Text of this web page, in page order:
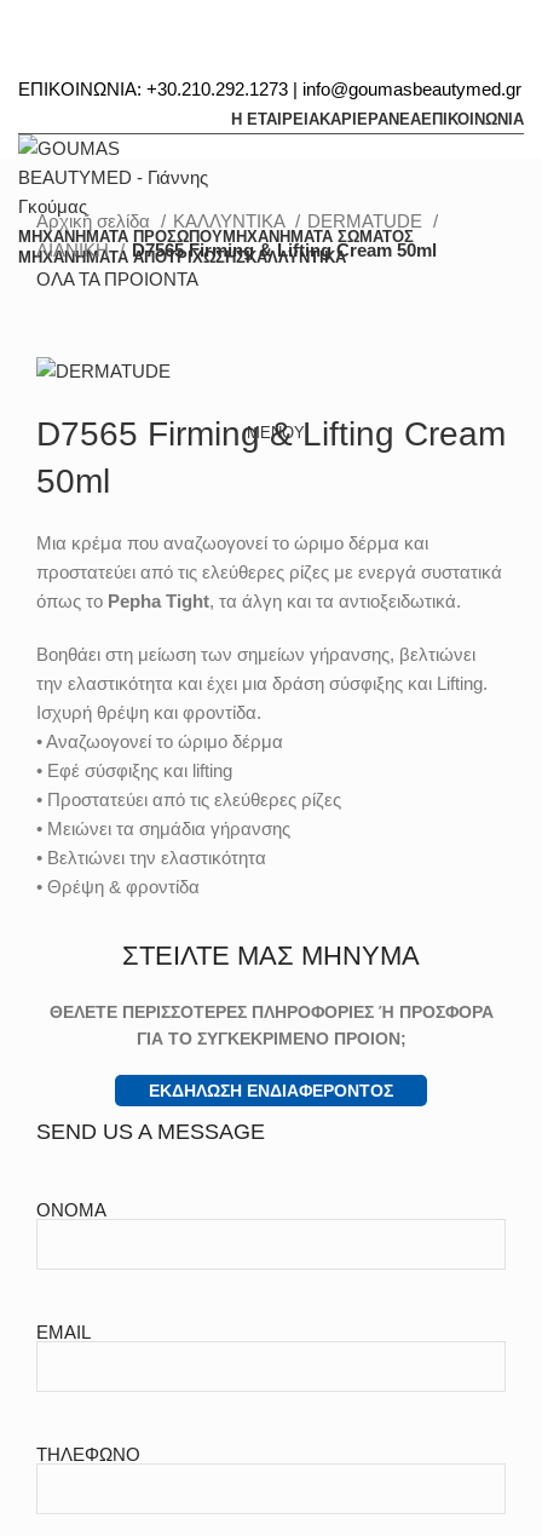
ΕΠΙΚΟΙΝΩΝΙΑ: +30.210.292.1273 | info@goumasbeautymed.gr
Η ΕΤΑΙΡΕΙΑΚΑΡΙΕΡΑΝΕΑΕΠΙΚΟΙΝΩΝΙΑ
ΜΗΧΑΝΗΜΑΤΑ ΠΡΟΣΩΠΟΥΜΗΧΑΝΗΜΑΤΑ ΣΩΜΑΤΟΣ
ΜΗΧΑΝΗΜΑΤΑ ΑΠΟΤΡΙΧΩΣΗΣΚΑΛΛΥΝΤΙΚΑ
ΜΕΝΟΥ
Αρχική σελίδα ΚΑΛΛΥΝΤΙΚΑ
DERMATUDE
ΛΙΑΝΙΚΗ
D7565 Firming & Lifting Cream 50ml
ΟΛΑ ΤΑ ΠΡΟΙΟΝΤΑ
D7565 Firming & Lifting Cream
50ml
Μια κρέμα που αναζωογονεί το ώριμο δέρμα και
προστατεύει από τις ελεύθερες ρίζες με ενεργά συστατικά
όπως το Pepha Tight, τα άλγη και τα αντιοξειδωτικά.
Βοηθάει στη μείωση των σημείων γήρανσης, βελτιώνει
την ελαστικότητα και έχει μια δράση σύσφιξης και Lifting.
Ισχυρή θρέψη και φροντίδα.
• Αναζωογονεί το ώριμο δέρμα
• Εφέ σύσφιξης και lifting
• Προστατεύει από τις ελεύθερες ρίζες
• Μειώνει τα σημάδια γήρανσης
• Βελτιώνει την ελαστικότητα
• Θρέψη & φροντίδα
ΣΤΕΙΛΤΕ ΜΑΣ ΜΗΝΥΜΑ
ΘΕΛΕΤΕ ΠΕΡΙΣΣΟΤΕΡΕΣ ΠΛΗΡΟΦΟΡΙΕΣ Ή ΠΡΟΣΦΟΡΑ
ΓΙΑ ΤΟ ΣΥΓΚΕΚΡΙΜΕΝΟ ΠΡΟΙΟΝ;
ΕΚΔΗΛΩΣΗ ΕΝΔΙΑΦΕΡΟΝΤΟΣ
SEND US A MESSAGE
ΟΝΟΜΑ
EMAIL
ΤΗΛΕΦΩΝΟ